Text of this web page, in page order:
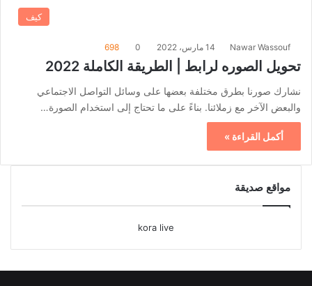
كيف
Nawar Wassouf 14 مارس، 2022 0
698
تحويل الصوره لرابط | الطريقة الكاملة 2022
نشارك صورنا بطرق مختلفة بعضها على وسائل التواصل الاجتماعي
والبعض الآخر مع زملائنا. بناءً على ما تحتاج إلى استخدام الصورة…
أكمل القراءة »
مواقع صديقة
kora live